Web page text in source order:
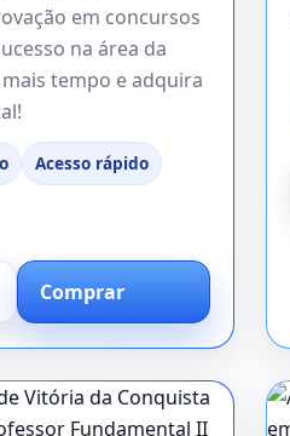
em concursos
na área da
tempo e adquira
Acesso rápido
Comprar